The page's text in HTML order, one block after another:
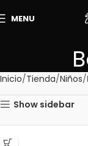
MENU
Inicio Tienda Niños
Show sidebar